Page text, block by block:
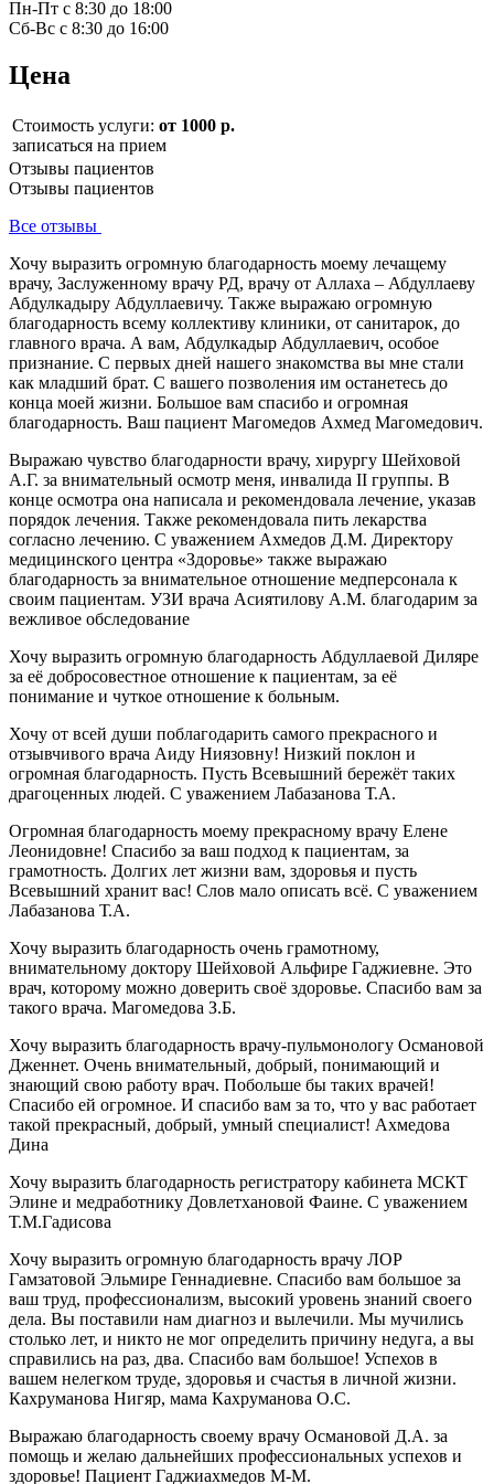
Пн-Пт с 8:30 до 18:00
Сб-Вс с 8:30 до 16:00
Цена
Стоимость услуги: от 1000 р.
записаться на прием
Отзывы пациентов
Отзывы пациентов
Все отзывы
Хочу выразить огромную благодарность моему лечащему
врачу, Заслуженному врачу РД, врачу от Аллаха – Абдуллаеву
Абдулкадыру Абдуллаевичу. Также выражаю огромную
благодарность всему коллективу клиники, от санитарок, до
главного врача. А вам, Абдулкадыр Абдуллаевич, особое
признание. С первых дней нашего знакомства вы мне стали
как младший брат. С вашего позволения им останетесь до
конца моей жизни. Большое вам спасибо и огромная
благодарность. Ваш пациент Магомедов Ахмед Магомедович.
Выражаю чувство благодарности врачу, хирургу Шейховой
А.Г. за внимательный осмотр меня, инвалида II группы. В
конце осмотра она написала и рекомендовала лечение, указав
порядок лечения. Также рекомендовала пить лекарства
согласно лечению. С уважением Ахмедов Д.М. Директору
медицинского центра «Здоровье» также выражаю
благодарность за внимательное отношение медперсонала к
своим пациентам. УЗИ врача Асиятилову А.М. благодарим за
вежливое обследование
Хочу выразить огромную благодарность Абдуллаевой Диляре
за её добросовестное отношение к пациентам, за её
понимание и чуткое отношение к больным.
Хочу от всей души поблагодарить самого прекрасного и
отзывчивого врача Аиду Ниязовну! Низкий поклон и
огромная благодарность. Пусть Всевышний бережёт таких
драгоценных людей. С уважением Лабазанова Т.А.
Огромная благодарность моему прекрасному врачу Елене
Леонидовне! Спасибо за ваш подход к пациентам, за
грамотность. Долгих лет жизни вам, здоровья и пусть
Всевышний хранит вас! Слов мало описать всё. С уважением
Лабазанова Т.А.
Хочу выразить благодарность очень грамотному,
внимательному доктору Шейховой Альфире Гаджиевне. Это
врач, которому можно доверить своё здоровье. Спасибо вам за
такого врача. Магомедова З.Б.
Хочу выразить благодарность врачу-пульмонологу Османовой
Дженнет. Очень внимательный, добрый, понимающий и
знающий свою работу врач. Побольше бы таких врачей!
Спасибо ей огромное. И спасибо вам за то, что у вас работает
такой прекрасный, добрый, умный специалист! Ахмедова
Дина
Хочу выразить благодарность регистратору кабинета МСКТ
Элине и медработнику Довлетхановой Фаине. С уважением
Т.М.Гадисова
Хочу выразить огромную благодарность врачу ЛОР
Гамзатовой Эльмире Геннадиевне. Спасибо вам большое за
ваш труд, профессионализм, высокий уровень знаний своего
дела. Вы поставили нам диагноз и вылечили. Мы мучились
столько лет, и никто не мог определить причину недуга, а вы
справились на раз, два. Спасибо вам большое! Успехов в
вашем нелегком труде, здоровья и счастья в личной жизни.
Кахруманова Нигяр, мама Кахруманова О.С.
Выражаю благодарность своему врачу Османовой Д.А. за
помощь и желаю дальнейших профессиональных успехов и
здоровье! Пациент Гаджиахмедов М-М.